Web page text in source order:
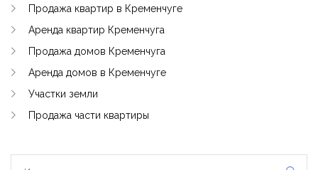
Продажа квартир в Кременчуге
Аренда квартир Кременчуга
Продажа домов Кременчуга
Аренда домов в Кременчуге
Участки земли
Продажа части квартиры